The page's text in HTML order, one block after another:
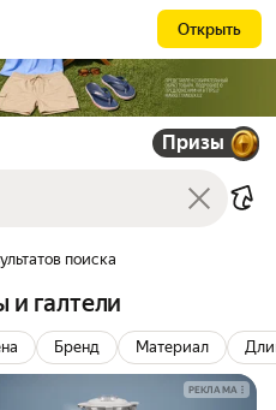
Открыть
Призы
поиска
и галтели
Бренд Материал
РЕКЛАМА